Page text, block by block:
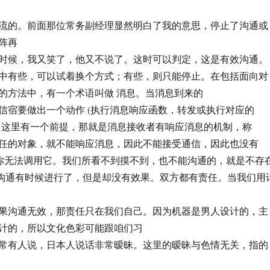
的。前面那位常务副经理显然明白了我的意思，停止了沟通或
再
候，我又笑了，他又不说了。这时可以判定，这是有效沟通。
有些，可以试着换个方式；有些，则只能停止。在包括面向对
方法中，有一个术语叫做 消息。当消息到来的
宿要做出一个动作 (执行消息响应函数，转发或执行对应的
里有一个前提，那就是消息接收者有响应消息的机制，称
的对象，就不能响应消息，因此不能接受通信，因此也没有
无法调用它。我们所看不到摸不到，也不能沟通的，就是不存
通有时候进行了，但是却没有效果。双方都有责任。当我们用
沟通无效，那责任只在我们自己。因为机器是男人设计的，主
的，所以文化色彩可能跟咱们习
有人说，日本人说话非常暧昧。这里的暧昧与色情无关，指的